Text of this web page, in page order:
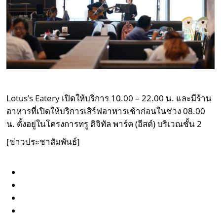
Lotus’s Eatery เปิดให้บริการ 10.00 – 22.00 น. และมีร้าน
อาหารที่เปิดให้บริการเสิร์ฟอาหารเช้าก่อนในช่วง 08.00
น. ตั้งอยู่ในโครงการทรู ดิจิทัล พาร์ค (อีสต์) บริเวณชั้น 2
[ข่าวประชาสัมพันธ์]